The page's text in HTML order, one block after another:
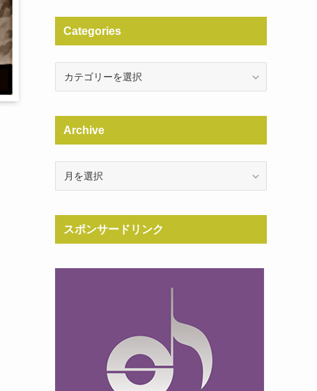
Categories
Archive
スポンサードリンク